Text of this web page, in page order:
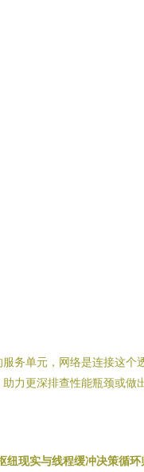
务单元，网络是连接这个
力更深排查性能瓶颈或做
纽现实与线程缓冲决策循环